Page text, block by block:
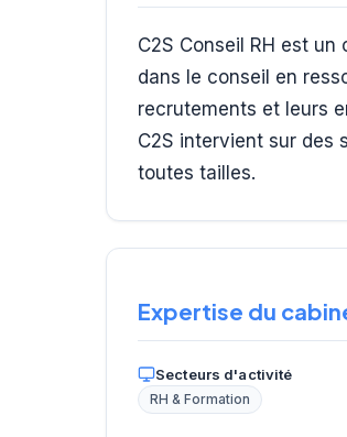
C2S Conseil RH est
dans le conseil en
recrutements et leurs
C2S intervient sur des
toutes tailles.
Expertise du
Secteurs d'activité
RH & Formation